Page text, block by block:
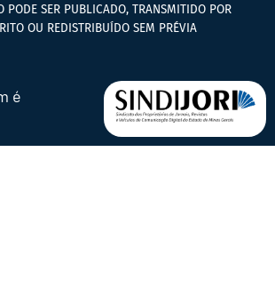
PODE SER PUBLICADO, TRANSMITIDO POR
OU REDISTRIBUÍDO SEM PRÉVIA
é